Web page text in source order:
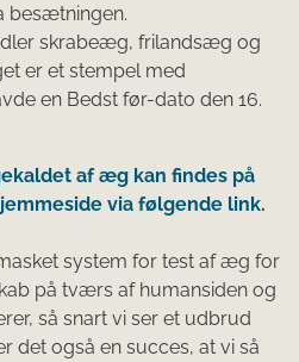
besætningen.
skrabeæg, frilandsæg og
er et stempel med
en Bedst før-dato den 16.
af æg kan findes på
via følgende link.
system for test af æg for
på tværs af humansiden og
så snart vi ser et udbrud
det også en succes, at vi så